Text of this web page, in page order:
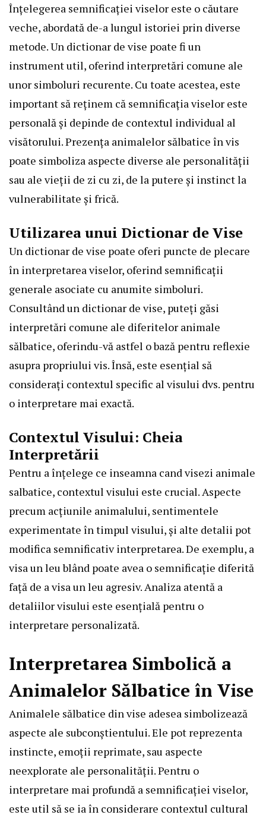
Înțelegerea semnificației viselor este o căutare
veche, abordată de-a lungul istoriei prin diverse
metode. Un dictionar de vise poate fi un
instrument util, oferind interpretări comune ale
unor simboluri recurente. Cu toate acestea, este
important să reținem că semnificația viselor este
personală și depinde de contextul individual al
visătorului. Prezența animalelor sălbatice în vis
poate simboliza aspecte diverse ale personalității
sau ale vieții de zi cu zi, de la putere și instinct la
vulnerabilitate și frică.
Utilizarea unui Dictionar de Vise
Un dictionar de vise poate oferi puncte de plecare
în interpretarea viselor, oferind semnificații
generale asociate cu anumite simboluri.
Consultând un dictionar de vise, puteți găsi
interpretări comune ale diferitelor animale
sălbatice, oferindu-vă astfel o bază pentru reflexie
asupra propriului vis. Însă, este esențial să
considerați contextul specific al visului dvs. pentru
o interpretare mai exactă.
Contextul Visului: Cheia
Interpretării
Pentru a înțelege ce inseamna cand visezi animale
salbatice, contextul visului este crucial. Aspecte
precum acțiunile animalului, sentimentele
experimentate în timpul visului, și alte detalii pot
modifica semnificativ interpretarea. De exemplu, a
visa un leu blând poate avea o semnificație diferită
față de a visa un leu agresiv. Analiza atentă a
detaliilor visului este esențială pentru o
interpretare personalizată.
Interpretarea Simbolică a
Animalelor Sălbatice în Vise
Animalele sălbatice din vise adesea simbolizează
aspecte ale subconștientului. Ele pot reprezenta
instincte, emoții reprimate, sau aspecte
neexplorate ale personalității. Pentru o
interpretare mai profundă a semnificației viselor,
este util să se ia în considerare contextul cultural